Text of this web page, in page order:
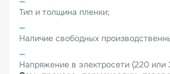
Тип и толщина пленки;
Наличие свободных
Напряжение в электросети (220 или